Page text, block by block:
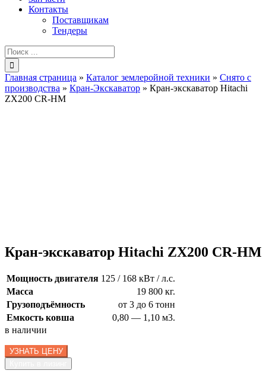
Контакты
Поставщикам
Тендеры
Результат
поиска:
Главная страница » Каталог землеройной техники » Снято с
производства » Кран-Экскаватор » Кран-экскаватор Hitachi
ZX200 CR-HM
Кран-экскаватор Hitachi ZX200 CR-HM
Мощность двигателя 125 / 168 кВт / л.с.
Масса
19 800 кг.
Грузоподъёмность
от 3 до 6 тонн
Емкость ковша
0,80 — 1,10 м3.
в наличии
УЗНАТЬ ЦЕНУ